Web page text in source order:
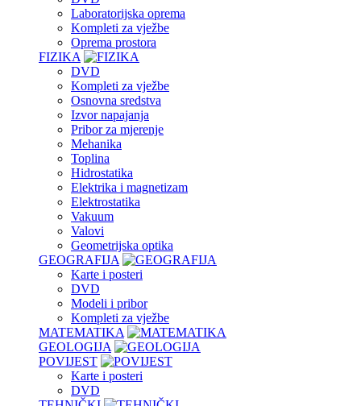
Laboratorijska oprema
Kompleti za vježbe
Oprema prostora
FIZIKA
DVD
Kompleti za vježbe
Osnovna sredstva
Izvor napajanja
Pribor za mjerenje
Mehanika
Toplina
Hidrostatika
Elektrika i magnetizam
Elektrostatika
Vakuum
Valovi
Geometrijska optika
GEOGRAFIJA
Karte i posteri
DVD
Modeli i pribor
Kompleti za vježbe
MATEMATIKA
GEOLOGIJA
POVIJEST
Karte i posteri
DVD